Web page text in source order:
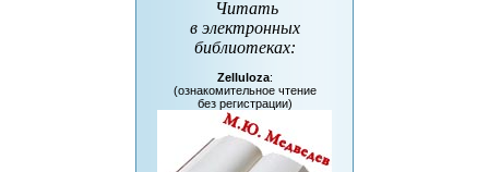
Читать
в электронных
библиотеках:
Zelluloza:
(ознакомительное чтение
без регистрации)